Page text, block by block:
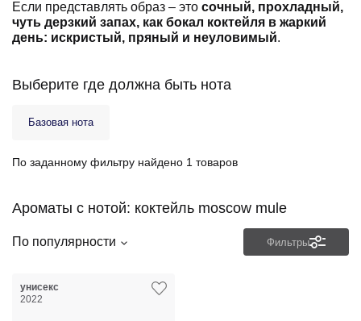
Выберите где должна быть нота
Базовая нота
Ароматы с нотой: коктейль moscow mule
По заданному фильтру найдено 1 товаров
унисекс